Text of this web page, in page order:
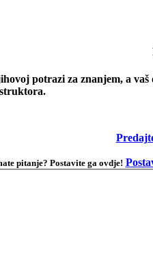
potrazi za znanjem, a
pitanje? Postavite ga ovdje!